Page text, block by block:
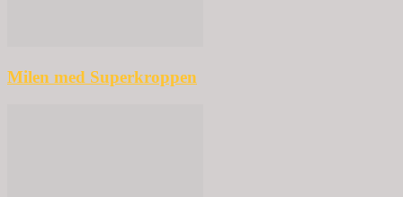
Milen med Superkroppen